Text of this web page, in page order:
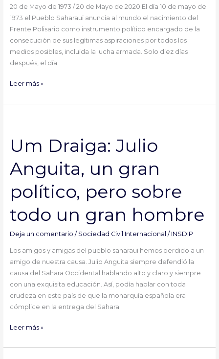
20 de Mayo de 1973 / 20 de Mayo de 2020 El día 10 de mayo de
1973 el Pueblo Saharaui anuncia al mundo el nacimiento del
Frente Polisario como instrumento político encargado de la
consecución de sus legítimas aspiraciones por todos los
medios posibles, incluida la lucha armada. Solo diez días
después, el día
Leer más »
Um Draiga: Julio
Anguita, un gran
político, pero sobre
todo un gran hombre
Deja un comentario / Sociedad Civil Internacional / INSDIP
Los amigos y amigas del pueblo saharaui hemos perdido a un
amigo de nuestra causa. Julio Anguita siempre defendió la
causa del Sahara Occidental hablando alto y claro y siempre
con una exquisita educación. Así, podía hablar con toda
crudeza en este país de que la monarquía española era
cómplice en la entrega del Sahara
Julio
Anguita,
un
gran
pero
sobre
todo
un
hombre
Leer más »